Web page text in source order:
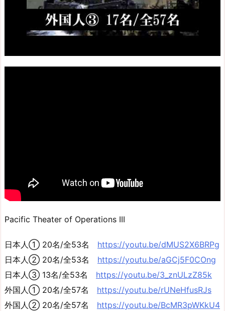
Pacific Theater of Operations III
日本人① 20名/全53名 https://youtu.be/dMUS2X6BRPg
日本人② 20名/全53名 https://youtu.be/aGCj5F0COng
日本人③ 13名/全53名 https://youtu.be/3_znULzZ85k
外国人① 20名/全57名 https://youtu.be/rUNeHfusRJs
外国人② 20名/全57名 https://youtu.be/BcMR3pWKkU4